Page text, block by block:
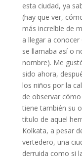
esta ciudad, ya
(hay que ver,
más increíble de
a llegar a
se llamaba así o
nombre). Me
sido ahora,
los niños por la
de observar
tiene también su
título de aquel
Kolkata, a pesar
vertedero, una
derruida como si